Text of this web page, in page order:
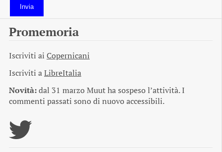
Invia
Promemoria
Iscriviti ai Copernicani
Iscriviti aLibreItalia
Novità:dal 31 marzo Muut ha sospeso l’attività. I
commenti passati sono di nuovo accessibili.